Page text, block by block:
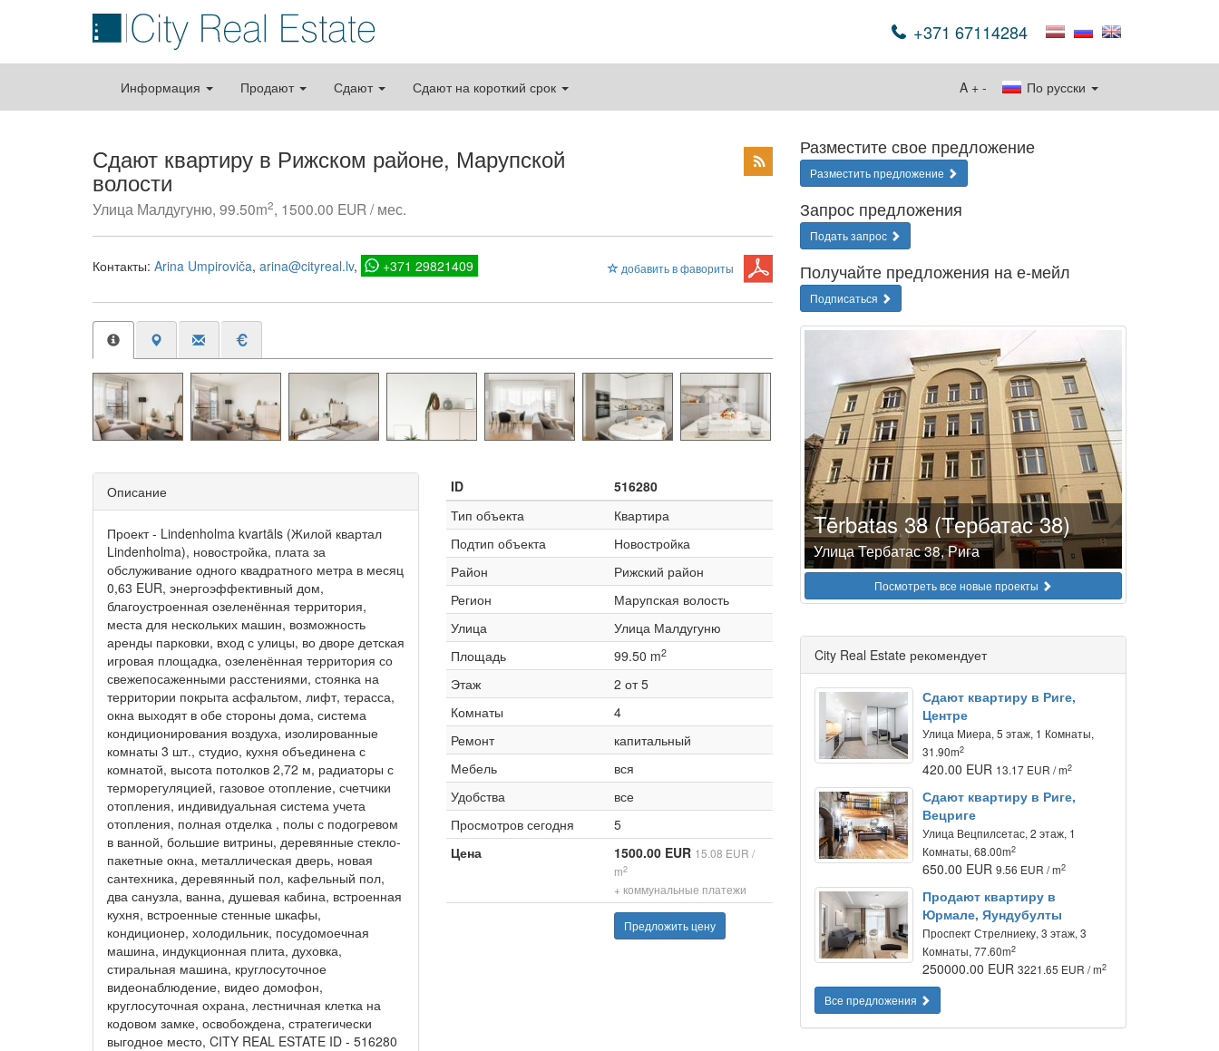
+371 67114284
Информация Продают Сдают Сдают на короткий срок По русски
A + -
Сдают квартиру в Рижском районе, Марупской
волости
Улица Малдугуню, 99.50m2, 1500.00 EUR / мес.
добавить в фавориты
Контакты: Arina Umpiroviča arina@cityreal.lv +371 29821409
Описание
Проект - Lindenholma kvartāls (Жилой квартал
Lindenholma), новостройка, плата за
обслуживание одного квадратного метра в месяц
0,63 EUR, энергоэффективный дом,
благоустроенная озеленённая территория,
места для нескольких машин, возможность
аренды парковки, вход с улицы, во дворе детская
игровая площадка, озеленённая территория со
свежепосаженными расстениями, стоянка на
территории покрыта асфальтом, лифт, терасса,
окна выходят в обе стороны дома, система
кондиционирования воздуха, изолированные
комнаты 3 шт., студио, кухня объединена с
комнатой, высота потолков 2,72 м, радиаторы с
терморегуляцией, газовое отопление, счетчики
отопления, индивидуальная система учета
отопления, полная отделка , полы с подогревом
в ванной, большие витрины, деревянные стекло-
пакетные окна, металлическая дверь, новая
сантехника, деревянный пол, кафельный пол,
два санузла, ванна, душевая кабина, встроенная
кухня, встроенные стенные шкафы,
кондиционер, холодильник, посудомоечная
машина, индукционная плита, духовка,
стиральная машина, круглосуточное
видеонаблюдение, видео домофон,
круглосуточная охрана, лестничная клетка на
кодовом замке, освобождена, стратегически
выгодное место, CITY REAL ESTATE ID - 516280
ID
516280
Тип объекта
Квартира
Подтип объекта
Новостройка
Район
Рижский район
Регион
Марупская волость
Улица
Улица Малдугуню
Площадь
99.50 m2
Этаж
2 от 5
Комнаты
4
Ремонт
капитальный
Мебель
вся
Удобства
все
Просмотров сегодня
5
Цена
1500.00 EUR 15.08 EUR /
m2
+ коммунальные платежи
Предложить цену
Разместите свое предложение
Разместить предложение
Запрос предложения
Подать запрос
Получайте предложения на е-мейл
Подписаться
Tērbatas 38 (Тербатас 38)
Улица Тербатас 38, Рига
Посмотреть все новые проекты
City Real Estate рекомендует
Сдают квартиру в Риге,
Центре
Улица Миера, 5 этаж, 1 Комнаты,
31.90m2
420.00 EUR 13.17 EUR / m2
Сдают квартиру в Риге,
Вецриге
Улица Вецпилсетас, 2 этаж, 1
Комнаты, 68.00m2
650.00 EUR9.56 EUR / m2
Продают квартиру в
Юрмале, Яундубулты
Проспект Стрелниеку, 3 этаж, 3
Комнаты, 77.60m2
250000.00 EUR3221.65 EUR / m2
Все предложения